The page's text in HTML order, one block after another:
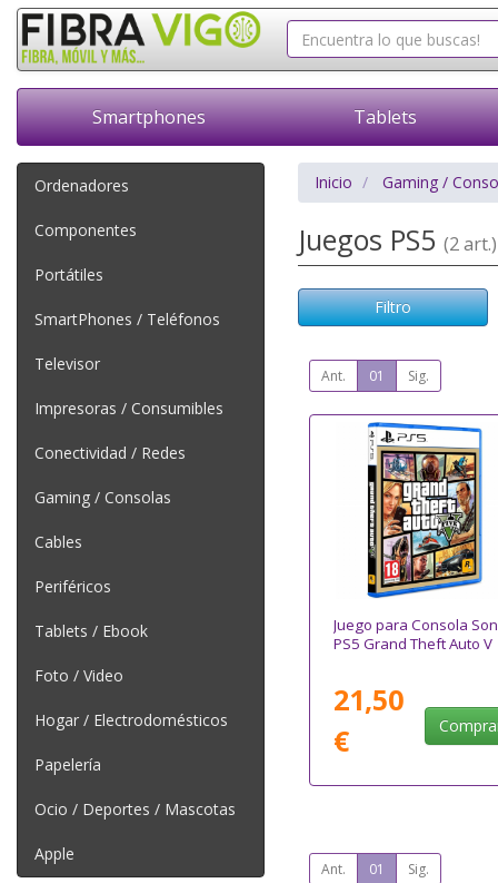
Smartphones Tablets
Ordenadores
Componentes
Portátiles
SmartPhones / Teléfonos
Televisor
Impresoras / Consumibles
Conectividad / Redes
Gaming / Consolas
Cables
Periféricos
Tablets / Ebook
Foto / Video
Hogar / Electrodomésticos
Papelería
Ocio / Deportes / Mascotas
Apple
Inicio Gaming /
Juegos PS5 (2 art.)
Filtro
Ant. 01 Sig.
Juego para Consola
PS5 Grand Theft Auto V
21,50
€
Ant. 01 Sig.